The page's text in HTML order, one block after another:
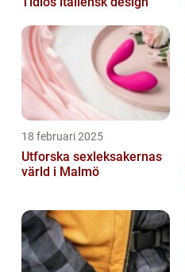
18 februari 2025
Utforska sexleksakernas
värld i Malmö